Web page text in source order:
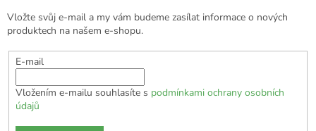
Vložte svůj e-mail a my vám budeme zasílat informace o nových
produktech na našem e-shopu.
E-mail
Vložením e-mailu souhlasíte s podmínkami ochrany osobních
údajů